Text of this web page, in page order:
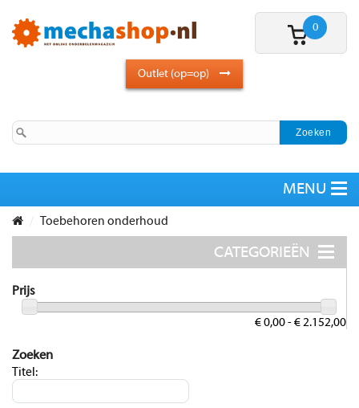
0
Outlet (op=op)
Toebehoren onderhoud
Prijs
€ 0,00 - € 2.152,00
Zoeken
Titel: